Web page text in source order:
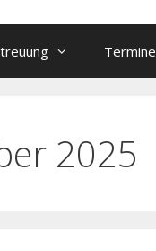
Termine
2025